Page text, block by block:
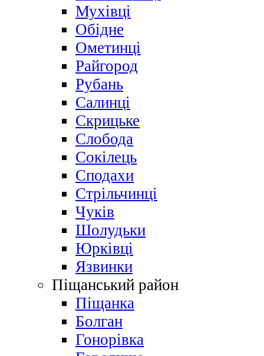
Мухівці
Обідне
Ометинці
Райгород
Рубань
Салинці
Скрицьке
Слобода
Сокілець
Сподахи
Стрільчинці
Чуків
Шолудьки
Юрківці
Язвинки
Піщанський район
Піщанка
Болган
Гонорівка